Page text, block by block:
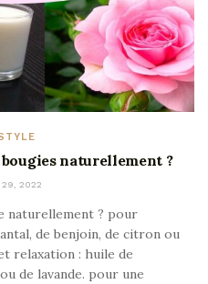
naturellement ?
29, 2022
naturellement ? pour
de benjoin, de citron ou
relaxation : huile de
de lavande. pour une